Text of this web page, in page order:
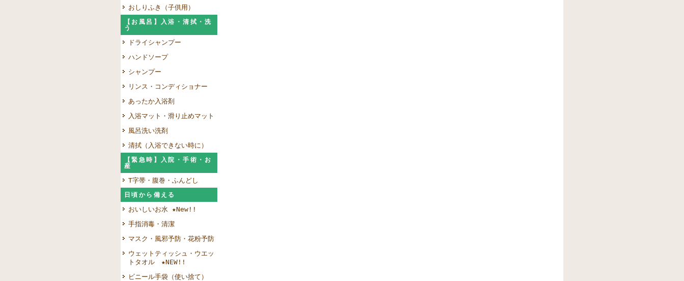
おしりふき（子供用）
【お風呂】入浴・清拭・洗
う
ドライシャンプー
ハンドソープ
シャンプー
リンス・コンディショナー
あったか入浴剤
入浴マット・滑り止めマット
風呂洗い洗剤
清拭（入浴できない時に）
【緊急時】入院・手術・お
産
T字帯・腹巻・ふんどし
日頃から備える
おいしいお水 ★New!!
手指消毒・清潔
マスク・風邪予防・花粉予防
ウェットティッシュ・ウエッ
トタオル ★NEW!!
ビニール手袋（使い捨て）